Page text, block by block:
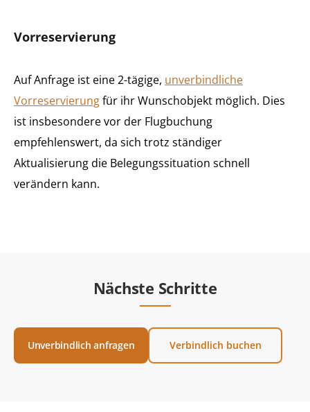
Vorreservierung
Auf Anfrage ist eine 2-tägige, unverbindliche
Vorreservierungfür ihr Wunschobjekt möglich. Dies
ist insbesondere vor der Flugbuchung
empfehlenswert, da sich trotz ständiger
Aktualisierung die Belegungssituation schnell
verändern kann.
Nächste Schritte
Unverbindlich anfragen Verbindlich buchen